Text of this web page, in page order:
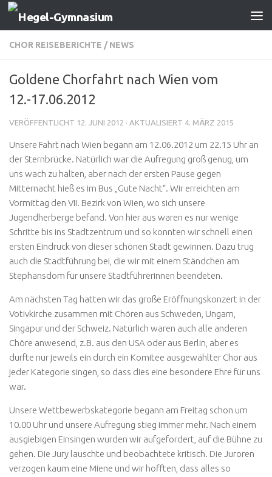
Zum Inhalt springen
CHOR REISEBERICHTE / NEWS
Goldene Chorfahrt nach Wien vom
12.-17.06.2012
VERÖFFENTLICHT 12. JUNI 2012 · AKTUALISIERT 4. MÄRZ 2015
Unsere Fahrt nach Wien begann am 12.06.2012 um 22.15 Uhr an
der Sternbrücke. Natürlich war die Aufregung groß genug, um
uns wach zu halten, aber nach der ersten Pause gegen
Mitternacht hieß es im Bus „Gute Nacht“. Wir erreichten am
Vormittag den VII. Bezirk von Wien, wo sich unsere
Jugendherberge befand. Von hier aus waren es nur wenige
Schritte bis ins Stadtzentrum und so konnten wir schnell einen
ersten Eindruck von dieser schönen Stadt gewinnen. Dazu trug
auch die Stadtführung bei, die wir mit einem Ständchen am
Stephansdom für unsere Stadtführerinnen beendeten.
Am nächsten Tag hatten wir das große Eröffnungskonzert in der
Votivkirche zusammen mit Chören aus Schweden, Ungarn,
Singapur und der Schweiz. Natürlich waren auch alle anderen
Chöre anwesend, z.B. aus den USA oder aus Berlin, aber es
durfte nur jeweils ein durch ein Komitee ausgewählter Chor aus
jeder Kategorie singen, so dass dies eine besondere Ehre für uns
war.
Unsere Wettbewerbskategorie begann am Freitag schon um
10.00 Uhr und unsere Aufregung stieg immer mehr. Nach einem
ausgiebigen Einsingen wurden wir aufgefordert, auf die Bühne zu
gehen. Die Jury lauschte und beobachtete kritisch. Die Juroren
verzogen kaum eine Miene und wir hofften, dass alles so